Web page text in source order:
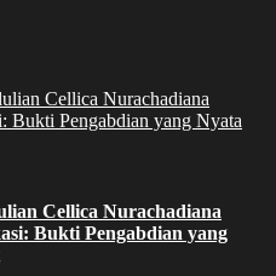
Cellica Nurachadiana
Bukti Pengabdian yang